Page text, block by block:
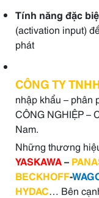
Tính năng đặc
(activation input)
phát
CÔNG TY
nhập khẩu – phân
CÔNG NGHIỆP –
Nam.
Những thương
YASKAWA–
BECKHOFF-
HYDAC… Bên